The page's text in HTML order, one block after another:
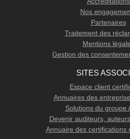
Nos
Partenaires
Traitement des
Mentions
Gestion des
SITES
Espace client
Annuaires des
Solutions du groupe
Devenir auditeurs,
Annuaire des certifications